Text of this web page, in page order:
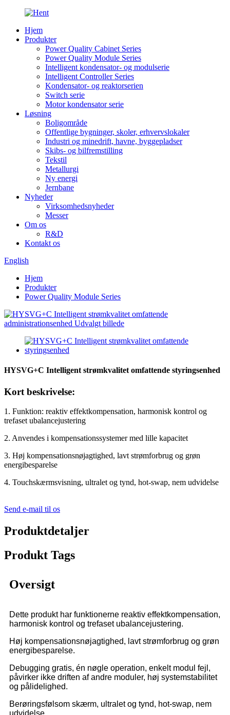
Hjem
Produkter
Power Quality Cabinet Series
Power Quality Module Series
Intelligent kondensator- og modulserie
Intelligent Controller Series
Kondensator- og reaktorserien
Switch serie
Motor kondensator serie
Løsning
Boligområde
Offentlige bygninger, skoler, erhvervslokaler
Industri og minedrift, havne, byggepladser
Skibs- og bilfremstilling
Tekstil
Metallurgi
Ny energi
Jernbane
Nyheder
Virksomhedsnyheder
Messer
Om os
R&D
Kontakt os
English
Hjem
Produkter
Power Quality Module Series
HYSVG+C Intelligent strømkvalitet omfattende styringsenhed
Kort beskrivelse:
1. Funktion: reaktiv effektkompensation, harmonisk kontrol og
trefaset ubalancejustering
2. Anvendes i kompensationssystemer med lille kapacitet
3. Høj kompensationsnøjagtighed, lavt strømforbrug og grøn
energibesparelse
4. Touchskærmsvisning, ultralet og tynd, hot-swap, nem udvidelse
Send e-mail til os
Produktdetaljer
Produkt Tags
Oversigt
Dette produkt har funktionerne reaktiv effektkompensation,
harmonisk kontrol og trefaset ubalancejustering.
Høj kompensationsnøjagtighed, lavt strømforbrug og grøn
energibesparelse.
Debugging gratis, én nøgle operation, enkelt modul fejl,
påvirker ikke driften af ​​andre moduler, høj systemstabilitet
og pålidelighed.
Berøringsfølsom skærm, ultralet og tynd, hot-swap, nem
udvidelse